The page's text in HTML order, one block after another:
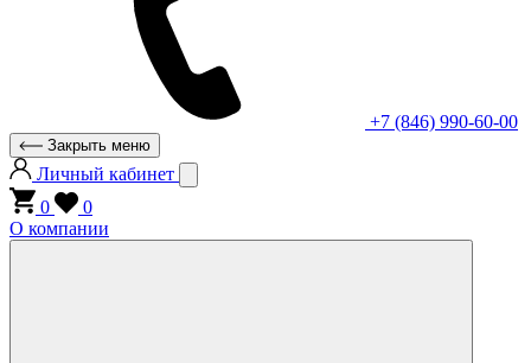
+7 (846) 990-60-00
Закрыть меню
Личный кабинет
0
0
О компании